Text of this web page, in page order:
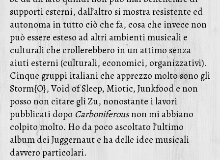
supporti esterni, dall’altro si mostra resistente ed
autonoma in tutto ciò che fa, cosa che invece non
può essere esteso ad altri ambienti musicali e
culturali che crollerebbero in un attimo senza
aiuti esterni (culturali, economici, organizzativi).
Cinque gruppi italiani che apprezzo molto sono gli
Storm{O}, Void of Sleep, Miotic, Junkfood e non
posso non citare gli Zu, nonostante i lavori
pubblicati dopo Carboniferousnon mi abbiano
colpito molto. Ho da poco ascoltato l’ultimo
album dei Juggernaut e ha delle idee musicali
davvero particolari.